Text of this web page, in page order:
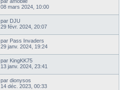
08 mars 2024, 10:00
par DJU
29 févr. 2024, 20:07
par Pass Invaders
29 janv. 2024, 19:24
par KingKK75
13 janv. 2024, 23:41
par dionysos
14 déc. 2023, 00:33